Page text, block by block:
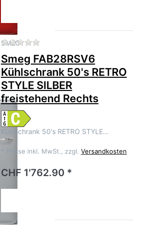
SMEG Zu diesem Produkt liegen
Smeg FAB28RSV6
Kühlschrank 50's RETRO
STYLE SILBER
freistehend Rechts
Kühlschrank 50's RETRO STYLE…
* Preise inkl. MwSt., zzgl. Versandkosten
CHF 1'762.90 *